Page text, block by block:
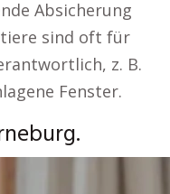
Absicherung
sind oft für
z. B.
Fenster.